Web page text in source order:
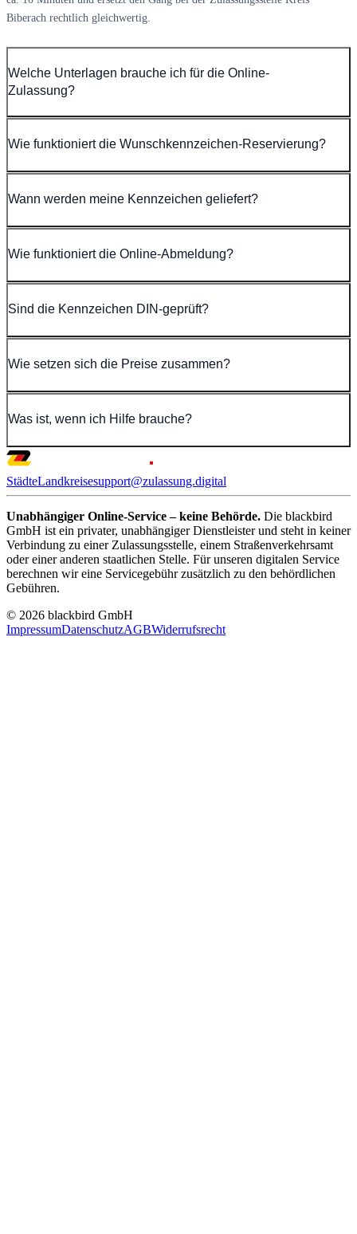
Biberach rechtlich gleichwertig.
Welche Unterlagen brauche ich für die Online-
Zulassung?
Wie funktioniert die Wunschkennzeichen-Reservierung?
Wann werden meine Kennzeichen geliefert?
Wie funktioniert die Online-Abmeldung?
Sind die Kennzeichen DIN-geprüft?
Wie setzen sich die Preise zusammen?
Was ist, wenn ich Hilfe brauche?
StädteLandkreisesupport@zulassung.digital
Unabhängiger Online-Service – keine Behörde. Die blackbird
GmbH ist ein privater, unabhängiger Dienstleister und steht in keiner
Verbindung zu einer Zulassungsstelle, einem Straßenverkehrsamt
oder einer anderen staatlichen Stelle. Für unseren digitalen Service
berechnen wir eine Servicegebühr zusätzlich zu den behördlichen
Gebühren.
© 2026 blackbird GmbH
ImpressumDatenschutzAGBWiderrufsrecht